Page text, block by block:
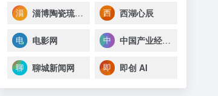
淄博陶瓷琉璃博物馆 西湖心辰
电影网 中国产业经济信息网
聊城新闻网 即创 AI